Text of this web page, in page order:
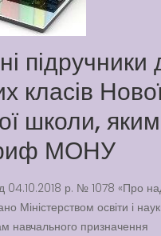
Play is Our Brain’s
New Friends
Kiddie
підручники
класів
школи, яким
МОНУ
04.10.2018 р. № 1078 «Про
Міністерством освіти і
навчального призначення